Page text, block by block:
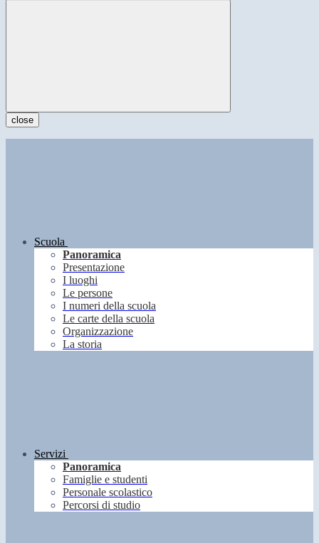
close
Scuola
Panoramica
Presentazione
I luoghi
Le persone
I numeri della scuola
Le carte della scuola
Organizzazione
La storia
Servizi
Panoramica
Famiglie e studenti
Personale scolastico
Percorsi di studio